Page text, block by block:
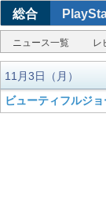
総合
ニュース一覧 レ
11月3日（月）
ビューティフルジ